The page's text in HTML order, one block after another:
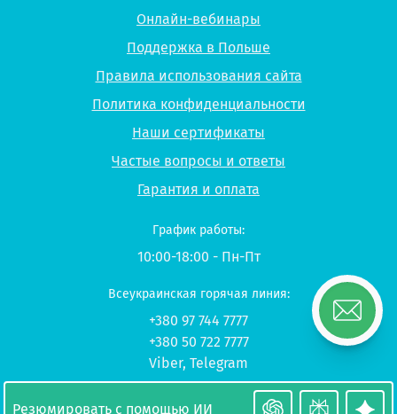
Онлайн-вебинары
Поддержка в Польше
Правила использования сайта
Политика конфиденциальности
Наши сертификаты
Частые вопросы и ответы
Гарантия и оплата
© 2026 UP-STUDY «Учеба в Польше»
График работы:
10:00-18:00 - Пн-Пт
Всеукраинская горячая линия:
+380 97 744 7777
+380 50 722 7777
Viber, Telegram
Резюмировать с помощью ИИ